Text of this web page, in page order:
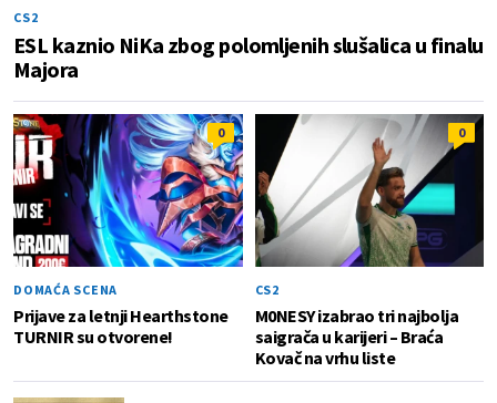
CS2
ESL kaznio NiKa zbog polomljenih slušalica u finalu
Majora
0
DOMAĆA SCENA
Prijave za letnji Hearthstone
TURNIR su otvorene!
0
CS2
M0NESY izabrao tri najbolja
saigrača u karijeri – Braća
Kovač na vrhu liste